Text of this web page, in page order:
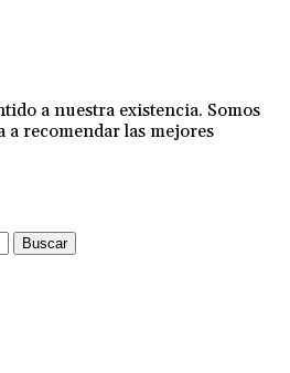
a nuestra existencia. Somos
a recomendar las mejores